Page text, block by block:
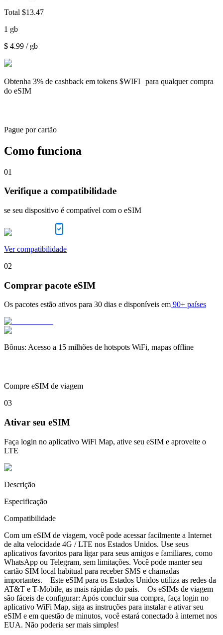
Total $13.47
1 gb
$ 4.99 / gb
Obtenha 3% de cashback em tokens $WIFI para qualquer compra
do eSIM
Pague por cartão
Como funciona
01
Verifique a compatibilidade
se seu dispositivo é compatível com o eSIM
Ver compatibilidade
02
Comprar pacote eSIM
Os pacotes estão ativos para 30 dias e disponíveis em 90+ países
Bônus: Acesso a 15 milhões de hotspots WiFi, mapas offline
Compre eSIM de viagem
03
Ativar seu eSIM
Faça login no aplicativo WiFi Map, ative seu eSIM e aproveite o
LTE
Descrição
Especificação
Compatibilidade
Com um eSIM de viagem, você pode acessar facilmente a Internet
de alta velocidade 4G / LTE nos Estados Unidos. Use seus
aplicativos favoritos para ligar para seus amigos e familiares, como
WhatsApp ou Telegram, sem limitações. Você pode manter seu
cartão SIM local habitual para receber SMS e chamadas
importantes. Este eSIM para os Estados Unidos utiliza as redes da
AT&T e T-Mobile, as mais rápidas do país. Os eSIMs de viagem
são fáceis de configurar: Após concluir sua compra, faça login no
aplicativo WiFi Map, siga as instruções para instalar e ativar seu
eSIM e em questão de minutos, você estará conectado à internet nos
EUA. Não poderia ser mais simples!